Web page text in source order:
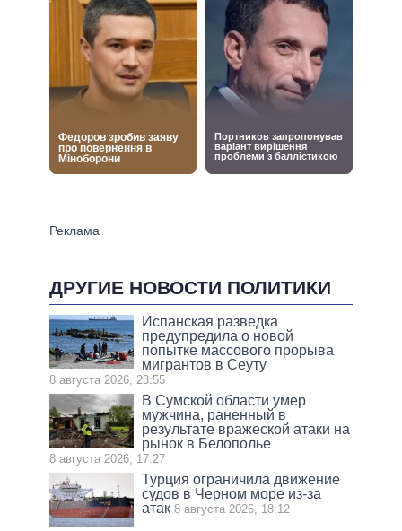
ДРУГИЕ НОВОСТИ ПОЛИТИКИ
Испанская разведка
предупредила о новой
попытке массового прорыва
мигрантов в Сеуту
8 августа 2026, 23:55
В Сумской области умер
мужчина, раненный в
результате вражеской атаки на
рынок в Белополье
8 августа 2026, 17:27
Турция ограничила движение
судов в Черном море из-за
атак 8 августа 2026, 18:12